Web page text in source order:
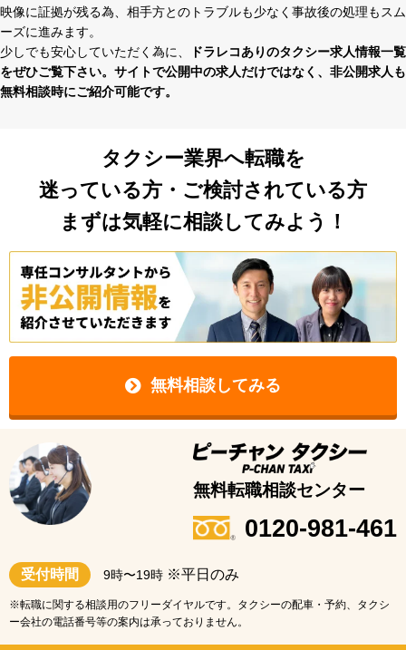
映像に証拠が残る為、相⼿⽅とのトラブルも少なく事故後の処理もスム
ーズに進みます。
少しでも安⼼していただく為に、
ドラレコありのタクシー求⼈情報⼀覧
をぜひご覧下さい。サイトで公開中の求⼈だけではなく、⾮公開求⼈も
無料相談時にご紹介可能です。
タクシー業界へ転職を
迷っている方・ご検討されている方
まずは気軽に相談してみよう！
無料相談してみる
無料転職相談センター
0120-981-461
受付時間 9時〜19時 ※平日のみ
※転職に関する相談用のフリーダイヤルです。タクシーの配車・予約、タクシ
ー会社の電話番号等の案内は承っておりません。